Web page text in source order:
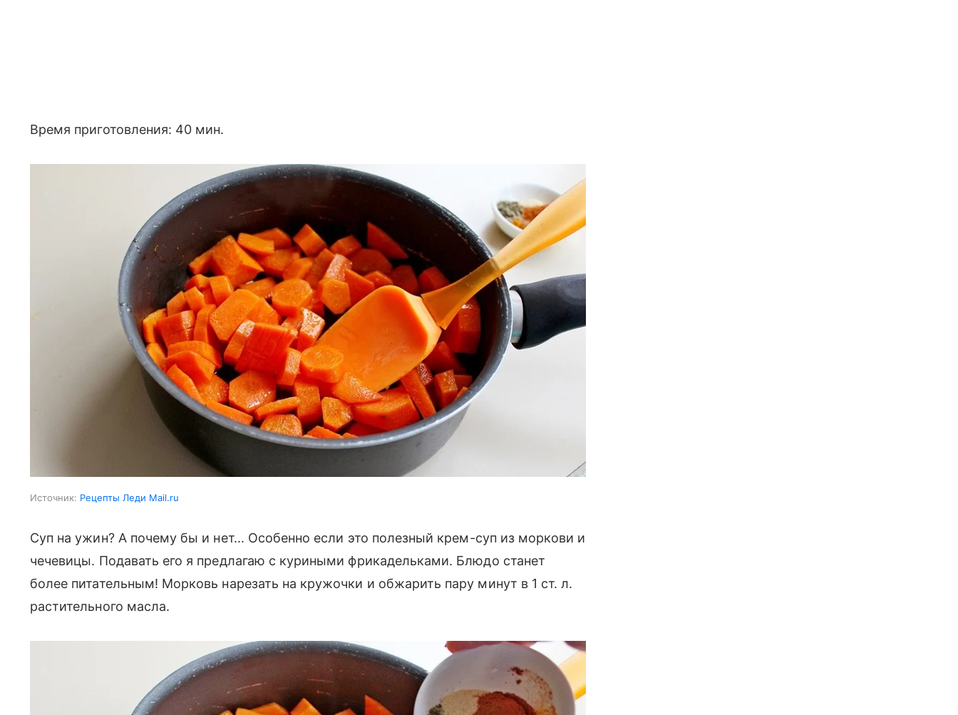
Время приготовления: 40 мин.
Источник: Рецепты Леди Mail.ru
Суп на ужин? А почему бы и нет... Особенно если это полезный крем-суп из моркови и
чечевицы. Подавать его я предлагаю с куриными фрикадельками. Блюдо станет
более питательным! Морковь нарезать на кружочки и обжарить пару минут в 1 ст. л.
растительного масла.